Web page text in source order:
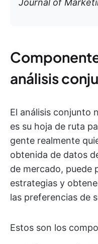
Journal of
análisis
El análisis conjunto
es su hoja de ruta
gente realmente
obtenida de datos
de mercado, puede
estrategias y
las preferencias de
Estos son los